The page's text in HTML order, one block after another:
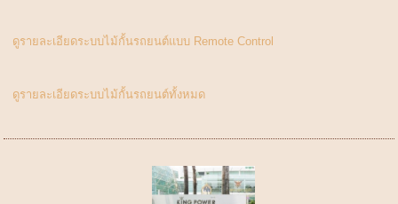
ดูรายละเอียดระบบไม้กั้นรถยนต์แบบ Remote Control
ดูรายละเอียดระบบไม้กั้นรถยนต์ทั้งหมด